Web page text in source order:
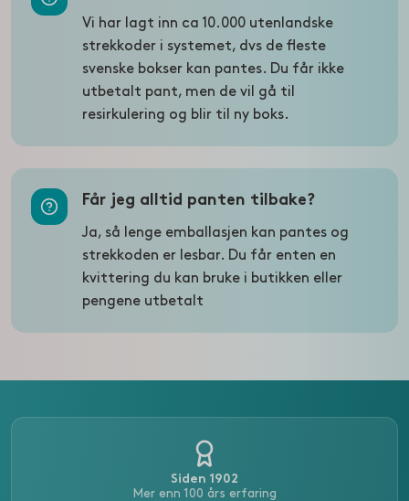
Vi har lagt inn ca 10.000 utenlandske
strekkoder i systemet, dvs de fleste
svenske bokser kan pantes. Du får ikke
utbetalt pant, men de vil gå til
resirkulering og blir til ny boks.
Får jeg alltid panten tilbake?
Ja, så lenge emballasjen kan pantes og
strekkoden er lesbar. Du får enten en
kvittering du kan bruke i butikken eller
pengene utbetalt
Siden 1902
Mer enn 100 års erfaring